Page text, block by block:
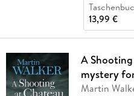
13,99 €
A
mystery
Martin